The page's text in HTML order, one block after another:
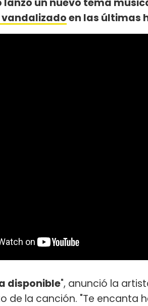
lanzó un nuevo tema
vandalizadoen las últimas
disponible", anunció la
de la canción. "Te encanta